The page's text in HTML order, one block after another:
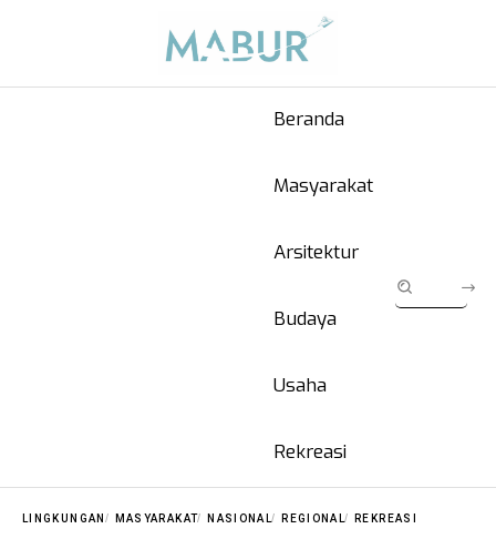
Beranda
Masyarakat
Arsitektur
Budaya
Usaha
Rekreasi
LINGKUNGAN MASYARAKAT NASIONAL REGIONAL REKREASI